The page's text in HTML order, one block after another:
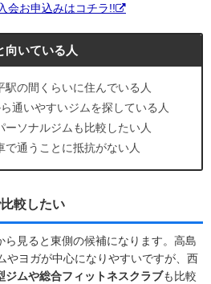
会お申込みはコチラ!!
向いている人
駅の間くらいに住んでいる人
通いやすいジムを探している人
ーソナルジムも比較したい人
で通うことに抵抗がない人
較したい
見ると東側の候補になります。高島
やヨガが中心になりやすいですが、西
ジムや総合フィットネスクラブも比較